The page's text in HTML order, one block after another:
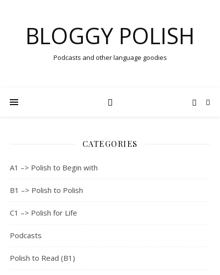
BLOGGY POLISH
Podcasts and other language goodies
CATEGORIES
A1 –> Polish to Begin with
B1 –> Polish to Polish
C1 –> Polish for Life
Podcasts
Polish to Read (B1)